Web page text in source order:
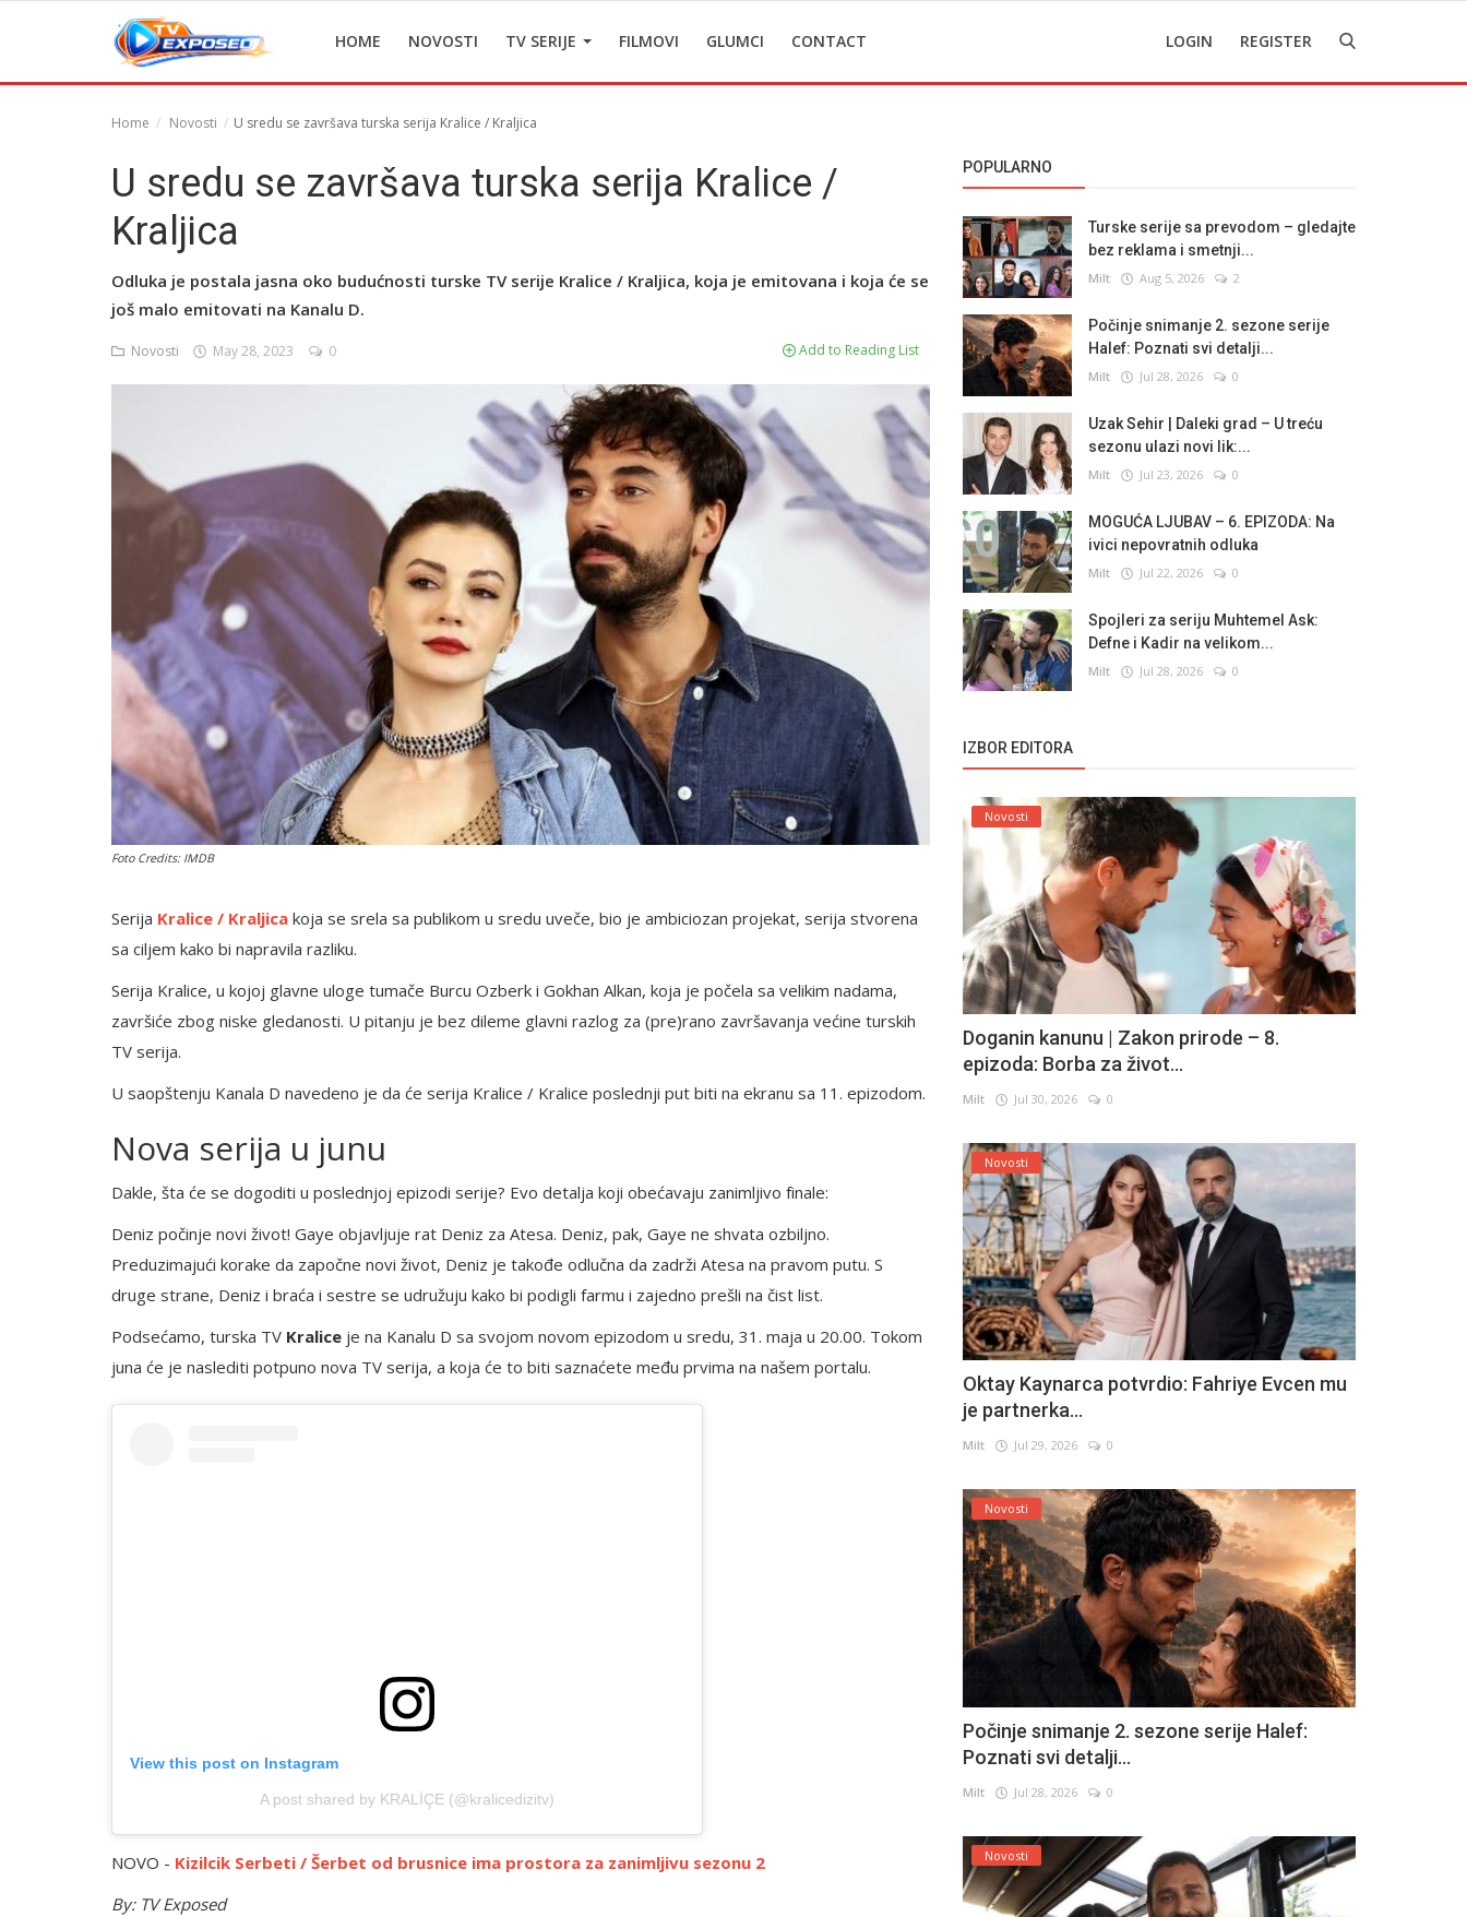
HOME NOVOSTI TV SERIJE FILMOVI GLUMCI CONTACT LOGIN REGISTER
Home Novosti U sredu se završava turska serija Kralice / Kraljica
U sredu se završava turska serija Kralice /
Kraljica
Odluka je postala jasna oko budućnosti turske TV serije Kralice / Kraljica, koja je emitovana i koja će se
još malo emitovati na Kanalu D.
Novosti May 28, 2023 0 Add to Reading List
Foto Credits: IMDB
Serija Kralice / Kraljica koja se srela sa publikom u sredu uveče, bio je ambiciozan projekat, serija stvorena
sa ciljem kako bi napravila razliku.
Serija Kralice, u kojoj glavne uloge tumače Burcu Ozberk i Gokhan Alkan, koja je počela sa velikim nadama,
završiće zbog niske gledanosti. U pitanju je bez dileme glavni razlog za (pre)rano završavanja većine turskih
TV serija.
U saopštenju Kanala D navedeno je da će serija Kralice / Kralice poslednji put biti na ekranu sa 11. epizodom.
Nova serija u junu
Dakle, šta će se dogoditi u poslednjoj epizodi serije? Evo detalja koji obećavaju zanimljivo finale:
Deniz počinje novi život! Gaye objavljuje rat Deniz za Atesa. Deniz, pak, Gaye ne shvata ozbiljno.
Preduzimajući korake da započne novi život, Deniz je takođe odlučna da zadrži Atesa na pravom putu. S
druge strane, Deniz i braća i sestre se udružuju kako bi podigli farmu i zajedno prešli na čist list.
Podsećamo, turska TV Kralice je na Kanalu D sa svojom novom epizodom u sredu, 31. maja u 20.00. Tokom
juna će je naslediti potpuno nova TV serija, a koja će to biti saznaćete među prvima na našem portalu.
View this post on Instagram
A post shared by KRALİÇE (@kralicedizitv)
NOVO - Kizilcik Serbeti / Šerbet od brusnice ima prostora za zanimljivu sezonu 2
By: TV Exposed
POPULARNO
Turske serije sa prevodom – gledajte
bez reklama i smetnji...
Milt Aug 5, 2026 2
Počinje snimanje 2. sezone serije
Halef: Poznati svi detalji...
Milt Jul 28, 2026 0
Uzak Sehir | Daleki grad – U treću
sezonu ulazi novi lik:...
Milt Jul 23, 2026 0
MOGUĆA LJUBAV – 6. EPIZODA: Na
ivici nepovratnih odluka
Milt Jul 22, 2026 0
Spojleri za seriju Muhtemel Ask:
Defne i Kadir na velikom...
Milt Jul 28, 2026 0
IZBOR EDITORA
Novosti
Doganin kanunu | Zakon prirode – 8.
epizoda: Borba za život...
Milt Jul 30, 2026 0
Novosti
Oktay Kaynarca potvrdio: Fahriye Evcen mu
je partnerka...
Milt Jul 29, 2026 0
Novosti
Počinje snimanje 2. sezone serije Halef:
Poznati svi detalji...
Milt Jul 28, 2026 0
Novosti